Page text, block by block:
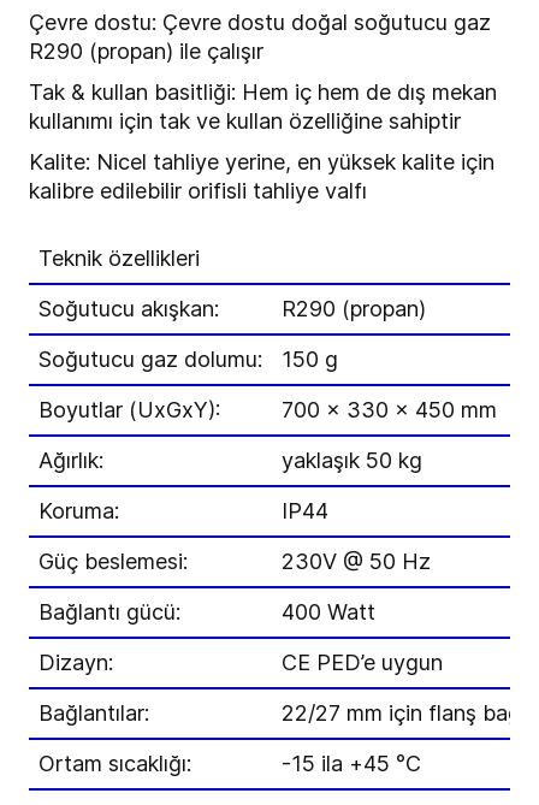
Çevre dostu: Çevre dostu doğal soğutucu gaz
R290 (propan) ile çalışır
Tak & kullan basitliği: Hem iç hem de dış mekan
kullanımı için tak ve kullan özelliğine sahiptir
Kalite: Nicel tahliye yerine, en yüksek kalite için
kalibre edilebilir orifisli tahliye valfı
Teknik özellikleri
Soğutucu akışkan:
R290 (propan)
Soğutucu gaz dolumu:
150 g
Boyutlar (UxGxY):
700 x 330 x 450 mm
Ağırlık:
yaklaşık 50 kg
Koruma:
IP44
Güç beslemesi:
230V @ 50 Hz
Bağlantı gücü:
400 Watt
Dizayn:
CE PED’e uygun
Bağlantılar:
22/27 mm için flanş
Ortam sıcaklığı:
-15 ila +45 °C